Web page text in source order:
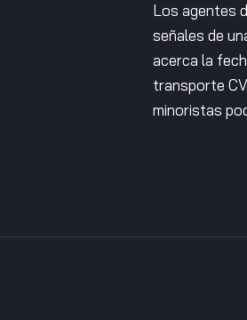
Los agentes
señales de
acerca la
transporte
minoristas